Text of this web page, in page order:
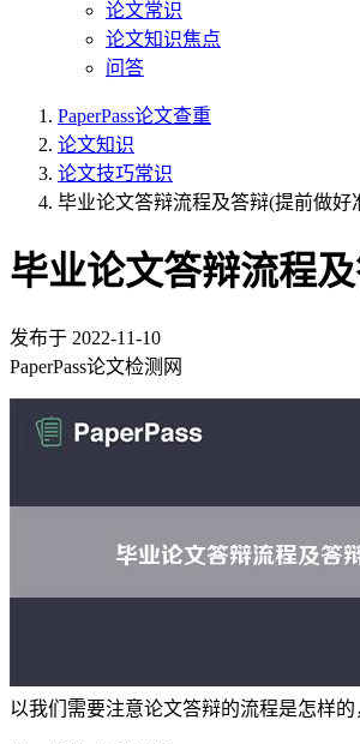
论文常识
论文知识焦点
问答
PaperPass论文查重
论文知识
论文技巧常识
毕业论文答辩流程及答辩(提前做好
毕业论文答辩流程
发布于 2022-11-10
PaperPass论文检测网
以我们需要注意论文答辩的流程是怎样的